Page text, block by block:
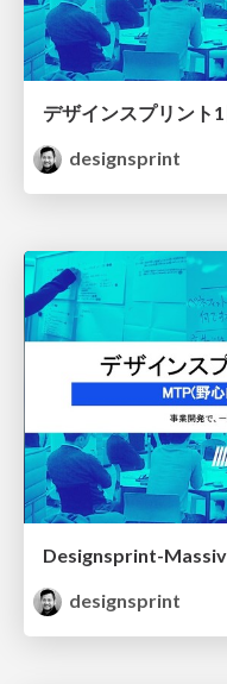
デザインスプリント
designsprint
designsprint